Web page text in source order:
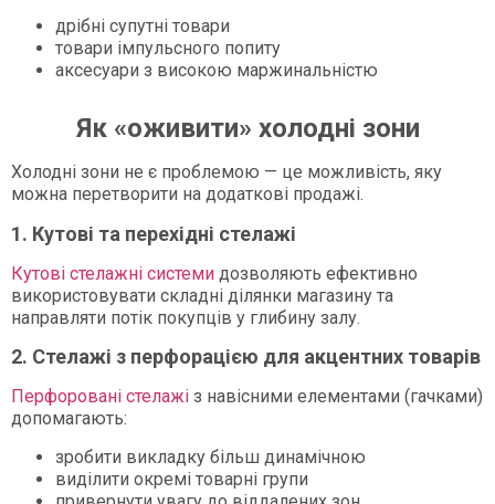
дрібні супутні товари
товари імпульсного попиту
аксесуари з високою маржинальністю
Як «оживити» холодні зони
Холодні зони не є проблемою — це можливість, яку
можна перетворити на додаткові продажі.
1. Кутові та перехідні стелажі
Кутові стелажні системи дозволяють ефективно
використовувати складні ділянки магазину та
направляти потік покупців у глибину залу.
2. Стелажі з перфорацією для акцентних товарів
Перфоровані стелажі з навісними елементами (гачками)
допомагають:
зробити викладку більш динамічною
виділити окремі товарні групи